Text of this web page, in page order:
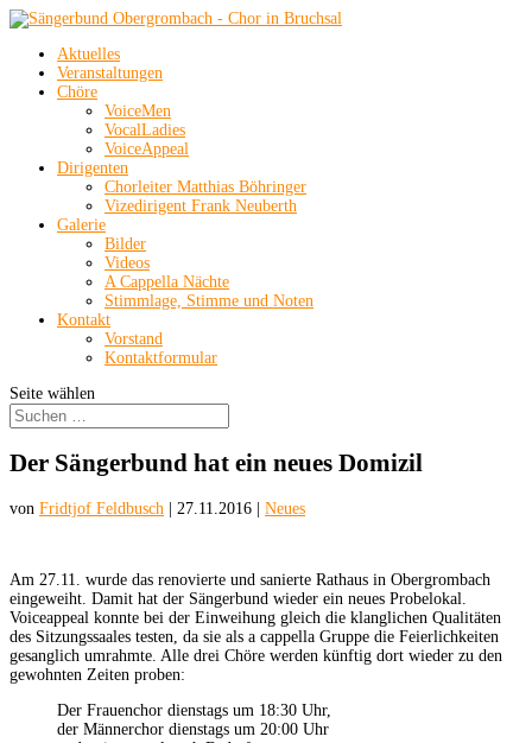
Aktuelles
Veranstaltungen
Chöre
VoiceMen
VocalLadies
VoiceAppeal
Dirigenten
Chorleiter Matthias Böhringer
Vizedirigent Frank Neuberth
Galerie
Bilder
Videos
A Cappella Nächte
Stimmlage, Stimme und Noten
Kontakt
Vorstand
Kontaktformular
Seite wählen
Der Sängerbund hat ein neues Domizil
von Fridtjof Feldbusch 27.11.2016 Neues
Am 27.11. wurde das renovierte und sanierte Rathaus in Obergrombach
eingeweiht. Damit hat der Sängerbund wieder ein neues Probelokal.
Voiceappeal konnte bei der Einweihung gleich die klanglichen Qualitäten
des Sitzungssaales testen, da sie als a cappella Gruppe die Feierlichkeiten
gesanglich umrahmte. Alle drei Chöre werden künftig dort wieder zu den
gewohnten Zeiten proben:
Der Frauenchor dienstags um 18:30 Uhr,
der Männerchor dienstags um 20:00 Uhr